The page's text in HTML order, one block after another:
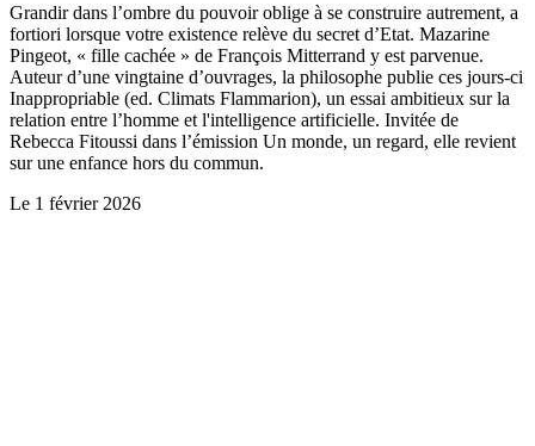
Grandir dans l’ombre du pouvoir oblige à se construire autrement, a
fortiori lorsque votre existence relève du secret d’Etat. Mazarine
Pingeot, « fille cachée » de François Mitterrand y est parvenue.
Auteur d’une vingtaine d’ouvrages, la philosophe publie ces jours-ci
Inappropriable (ed. Climats Flammarion), un essai ambitieux sur la
relation entre l’homme et l'intelligence artificielle. Invitée de
Rebecca Fitoussi dans l’émission Un monde, un regard, elle revient
sur une enfance hors du commun.
Le 1 février 2026